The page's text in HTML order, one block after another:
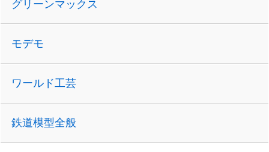
グリーンマックス
モデモ
ワールド工芸
鉄道模型全般